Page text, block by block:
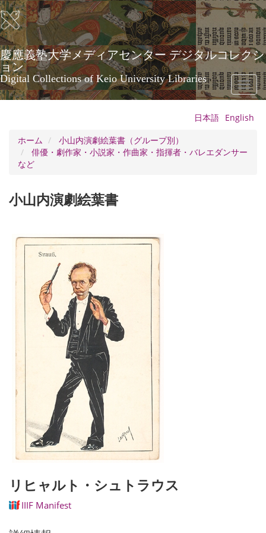
メ
イ
ン
コ
ン
テ
ン
ツ
に
慶應義塾大学メディアセンター デジタルコレクシ
ョン
Digital Collections of Keio University Libraries
Toggle
日本語 English
ホーム
小山内演劇絵葉書（グループ別）
俳優・劇作家・小説家・作曲家・指揮者・バレエダンサー
など
小山内演劇絵葉書
リヒャルト・シュトラウス
IIIF Manifest